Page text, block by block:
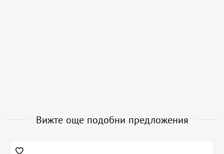
Вижте още подобни предложения